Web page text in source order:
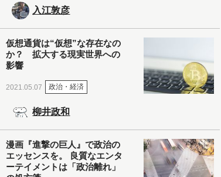
入江敦彦
仮想通貨は“仮想”な存在なの
か？ 拡大する現実世界への
影響
2021.05.07 政治・経済
柳井政和
漫画『進撃の巨人』で政治の
エッセンスを。 良質なエンタ
ーテイメントは「政治離れ」